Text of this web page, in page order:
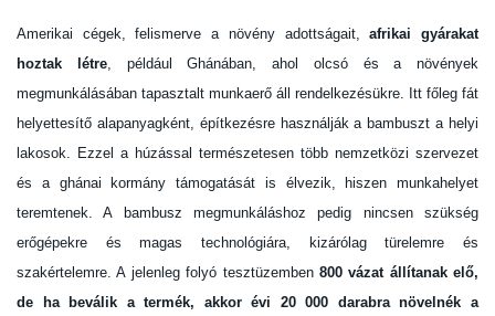
Amerikai cégek, felismerve a növény adottságait,afrikai gyárakat
hoztak létre, például Ghánában, ahol olcsó és a növények
megmunkálásában tapasztalt munkaerő áll rendelkezésükre. Itt főleg fát
helyettesítő alapanyagként, építkezésre használják a bambuszt a helyi
lakosok. Ezzel a húzással természetesen több nemzetközi szervezet
és a ghánai kormány támogatását is élvezik, hiszen munkahelyet
teremtenek. A bambusz megmunkáláshoz pedig nincsen szükség
erőgépekre és magas technológiára, kizárólag türelemre és
szakértelemre. A jelenleg folyó tesztüzemben 800 vázat állítanak elő,
de ha beválik a termék, akkor évi 20 000 darabra növelnék a